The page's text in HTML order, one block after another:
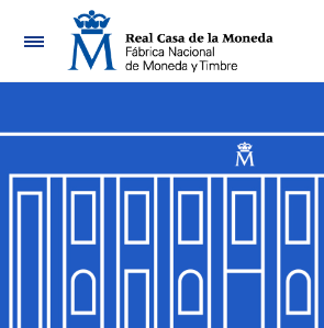
Navegación
Mostrar/Ocultar
Mostrar/Ocultar
Mostrar/Ocultar